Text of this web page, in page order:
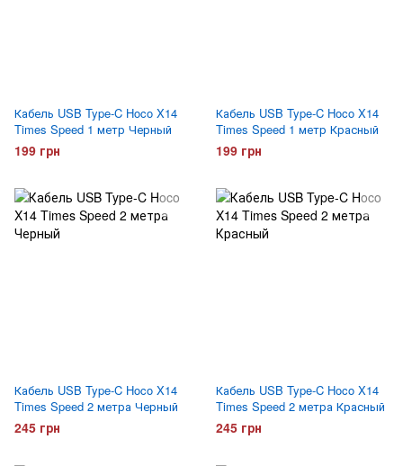
Кабель USB Type-C Hoco X14
Times Speed 1 метр Черный
199 грн
Кабель USB Type-C Hoco X14
Times Speed 1 метр Красный
199 грн
Кабель USB Type-C Hoco X14
Times Speed 2 метра Черный
245 грн
Кабель USB Type-C Hoco X14
Times Speed 2 метра Красный
245 грн